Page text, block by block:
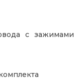
с зажимами